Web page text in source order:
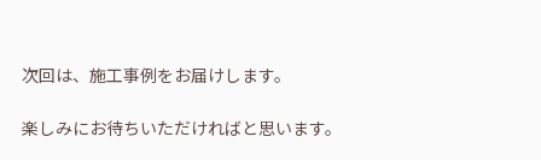
次回は、施工事例をお届けします。
楽しみにお待ちいただければと思います。